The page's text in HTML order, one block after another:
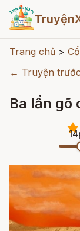
Trang chủ >
← Truyện trước
Ba lần gõ